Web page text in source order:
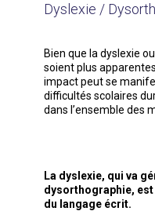
Dyslexie /
Bien que la dyslexie
soient plus
impact peut se
difficultés scolaires
dans l’ensemble des
La dyslexie, qui va
dysorthographie,
du langage écrit.